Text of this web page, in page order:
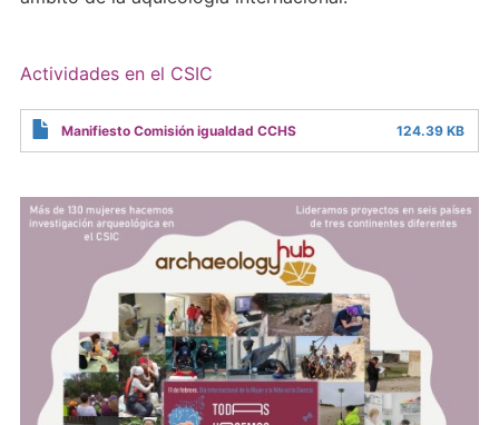
Actividades en el CSIC
Manifiesto Comisión igualdad CCHS 124.39 KB